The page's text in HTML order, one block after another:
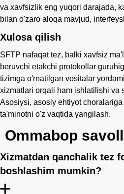
va xavfsizlik eng yuqori darajada,
bilan o'zaro aloqa mavjud,
Xulosa qilish
SFTP nafaqat tez, balki xavfsiz
beruvchi etakchi protokollar
tizimga o'rnatilgan vositalar
xizmatlari orqali ham ishlatilishi va
Asosiysi, asosiy ehtiyot
ta'minotni o'z vaqtida yangilash.
Ommabop
Xizmatdan qanchalik tez
boshlashim mumkin?